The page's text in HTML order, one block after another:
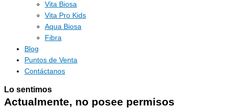
Vita Biosa
Vita Pro Kids
Aqua Biosa
Fibra
Blog
Puntos de Venta
Contáctanos
Lo sentimos
Actualmente, no posee permisos